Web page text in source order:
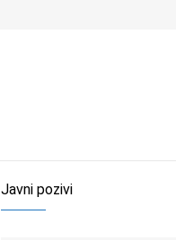
Javni pozivi